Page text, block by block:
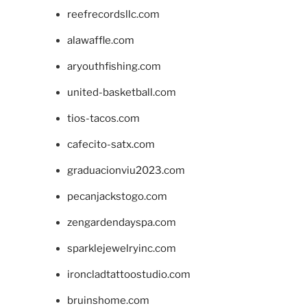
reefrecordsllc.com
alawaffle.com
aryouthfishing.com
united-basketball.com
tios-tacos.com
cafecito-satx.com
graduacionviu2023.com
pecanjackstogo.com
zengardendayspa.com
sparklejewelryinc.com
ironcladtattoostudio.com
bruinshome.com